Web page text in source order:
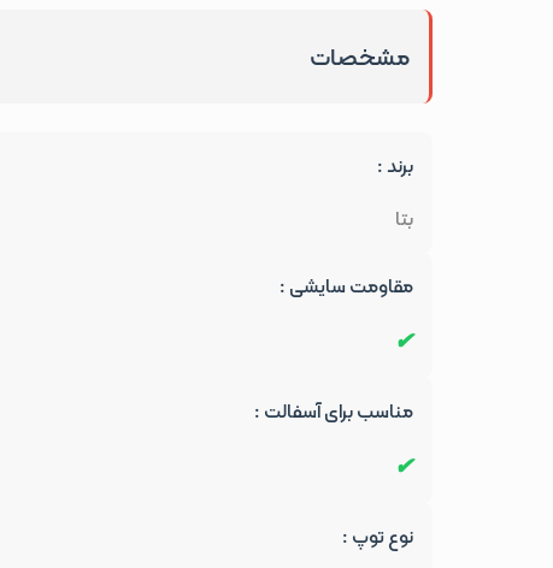
مشخصات
برند :
بتا
مقاومت سایشی :
مناسب برای آسفالت :
نوع توپ :